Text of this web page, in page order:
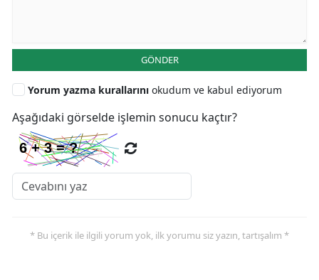
GÖNDER
Yorum yazma kurallarını okudum ve kabul ediyorum
Aşağıdaki görselde işlemin sonucu kaçtır?
* Bu içerik ile ilgili yorum yok, ilk yorumu siz yazın, tartışalım *